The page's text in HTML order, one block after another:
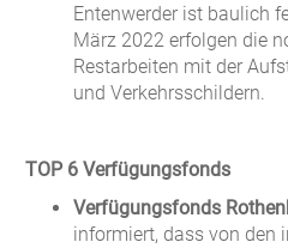
Entenwerder ist baulich
März 2022 erfolgen die
Restarbeiten mit der
und Verkehrsschildern.
TOP 6 Verfügungsfonds
Verfügungsfonds
informiert, dass von den